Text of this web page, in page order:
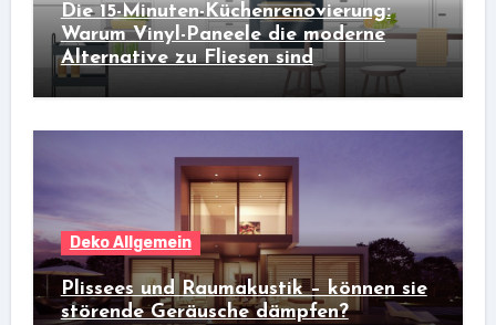
Die 15-Minuten-Küchenrenovierung:
Warum Vinyl-Paneele die moderne
Alternative zu Fliesen sind
Deko Allgemein
Plissees und Raumakustik – können sie
störende Geräusche dämpfen?